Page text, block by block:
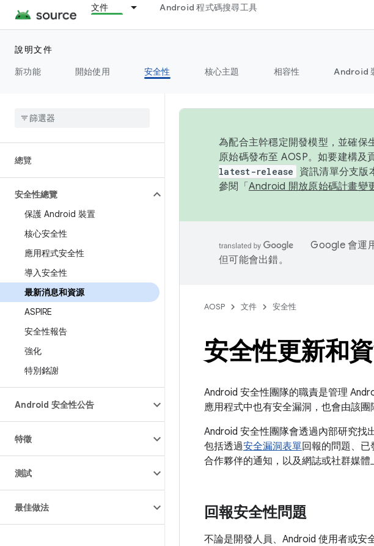
文件 Android 程式碼搜尋工具
說明文件
新功能
開始使用 安全性 核心主題 相容性 Android
總覽
安全性總覽
保護 Android 裝置
核心安全性
應用程式安全性
導入安全性
最新消息和資源
ASPIRE
安全性報告
強化
特別銘謝
Android 安全性公告
特徵
測試
最佳做法
為配合主幹穩定開發模型，並確保
原始碼發布至 AOSP。如要建構及
latest-release
資訊清單分支版
參閱「 Android 開放原始碼計畫變
Google 會運
但可能會出錯。
AOSP 文件 安全性
安全性更新和
Android 安全性團隊的職責是管理
應用程式中也有安全漏洞，也會由該團
Android 安全性團隊會透過內部研究找
包括透過安全漏洞表單回報的問題、
合作夥伴的通知，以及網誌或社群媒體
回報安全性問題
不論是開發人員、Android 使用者或安